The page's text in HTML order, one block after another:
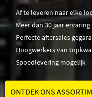
Af te leveren naar elke
Meer dan 30 jaar
Perfecte aftersales
Hoogwerkers van
Spoedlevering mogelijk
ONTDEK ONS